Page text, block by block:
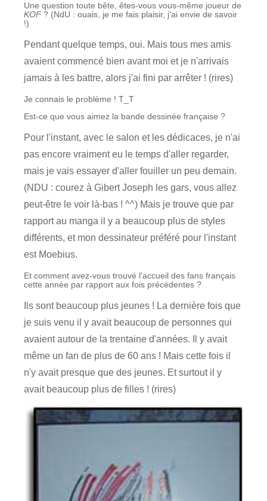
Une question toute bête, êtes-vous vous-même joueur de
KOF ? (NdU : ouais, je me fais plaisir, j'ai envie de savoir
!)
Pendant quelque temps, oui. Mais tous mes amis
avaient commencé bien avant moi et je n'arrivais
jamais à les battre, alors j'ai fini par arrêter ! (rires)
Je connais le problème ! T_T
Est-ce que vous aimez la bande dessinée française ?
Pour l'instant, avec le salon et les dédicaces, je n'ai
pas encore vraiment eu le temps d'aller regarder,
mais je vais essayer d'aller fouiller un peu demain.
(NDU : courez à Gibert Joseph les gars, vous allez
peut-être le voir là-bas ! ^^) Mais je trouve que par
rapport au manga il y a beaucoup plus de styles
différents, et mon dessinateur préféré pour l'instant
est Moebius.
Et comment avez-vous trouvé l'accueil des fans français
cette année par rapport aux fois précédentes ?
Ils sont beaucoup plus jeunes ! La dernière fois que
je suis venu il y avait beaucoup de personnes qui
avaient autour de la trentaine d'années. Il y avait
même un fan de plus de 60 ans ! Mais cette fois il
n'y avait presque que des jeunes. Et surtout il y
avait beaucoup plus de filles ! (rires)